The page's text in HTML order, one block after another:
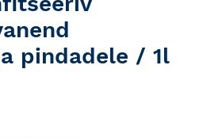
pindadele / 1l